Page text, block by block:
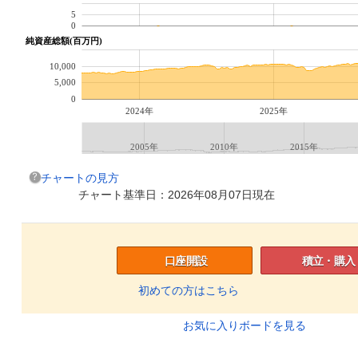
0
5
純資産総額(百万円)
2024年 2025年
0
5,000
10,000
2005年 2010年 2015年
チャートの見方
チャート基準日：2026年08月07日現在
口座開設
初めての方はこちら
積立・購入
お気に入りボードを見る